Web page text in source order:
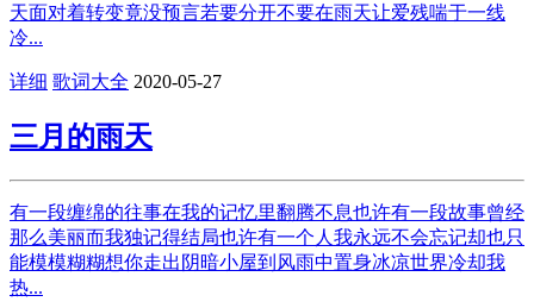
天面对着转变竟没预言若要分开不要在雨天让爱残喘于一线
冷...
详细 歌词大全 2020-05-27
三月的雨天
有一段缠绵的往事在我的记忆里翻腾不息也许有一段故事曾经
那么美丽而我独记得结局也许有一个人我永远不会忘记却也只
能模模糊糊想你走出阴暗小屋到风雨中置身冰凉世界冷却我
热...